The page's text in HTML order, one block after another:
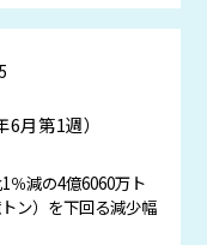
月第1週）
％減の4億6060万ト
ン）を下回る減少幅